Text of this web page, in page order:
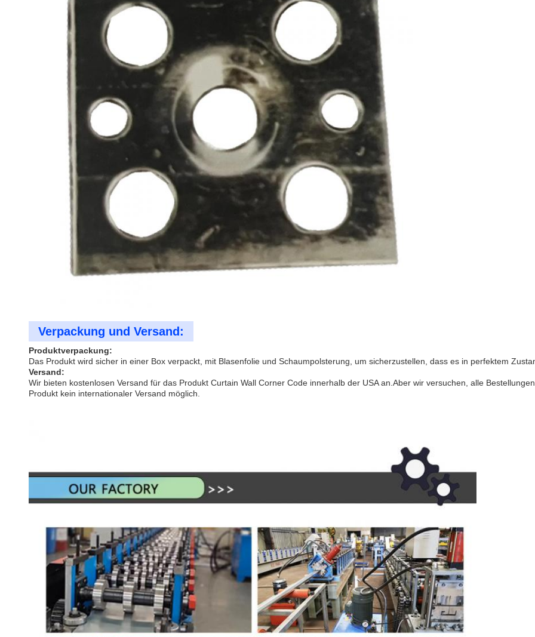
Verpackung und Versand:
Produktverpackung:
Das Produkt wird sicher in einer Box verpackt, mit Blasenfolie und Schaumpolsterung, um sicherzustellen, dass es in perfektem
Versand:
Wir bieten kostenlosen Versand für das Produkt Curtain Wall Corner Code innerhalb der USA an.Aber wir versuchen, alle
Produkt kein internationaler Versand möglich.